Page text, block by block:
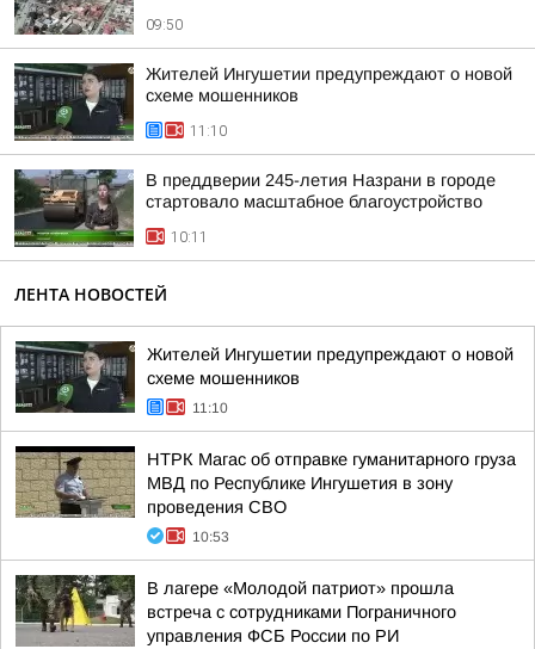
09:50
Жителей Ингушетии предупреждают о новой
схеме мошенников
11:10
В преддверии 245-летия Назрани в городе
стартовало масштабное благоустройство
10:11
ЛЕНТА НОВОСТЕЙ
Жителей Ингушетии предупреждают о новой
схеме мошенников
11:10
НТРК Магас об отправке гуманитарного груза
МВД по Республике Ингушетия в зону
проведения СВО
10:53
В лагере «Молодой патриот» прошла
встреча с сотрудниками Пограничного
управления ФСБ России по РИ